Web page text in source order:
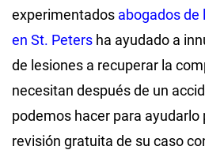
experimentados abogados de
en St. Peters ha ayudado a
de lesiones a recuperar la
necesitan después de un
podemos hacer para ayudarlo
revisión gratuita de su caso